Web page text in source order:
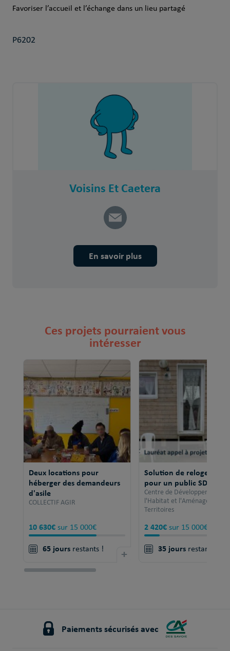
Favoriser l’accueil et l’échange dans un lieu partagé
P6202
Voisins Et Caetera
En savoir plus
Ces projets pourraient vous
intéresser
Deux locations pour
héberger des demandeurs
d'asile
COLLECTIF AGIR
10 630€ sur 15 000€
65 jours restants ! +
Solution de relogement
pour un public SDF
Centre de Développement
l'Habitat et l'Aménagement
Territoires
2 420€ sur 15 000€
35 jours restants !
Paiements sécurisés avec